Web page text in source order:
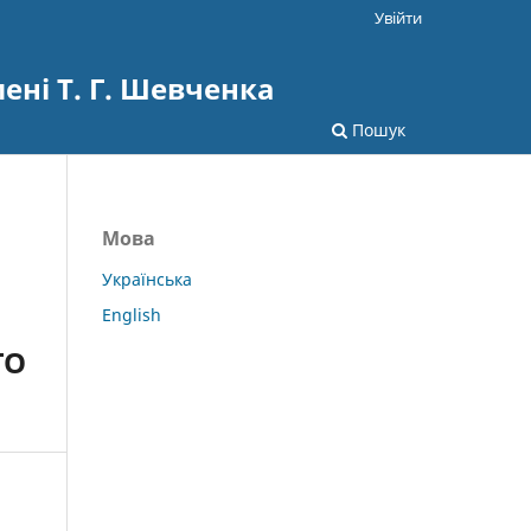
Т. Г. Шевченка
Пошук
Увійти
Мова
Українська
English